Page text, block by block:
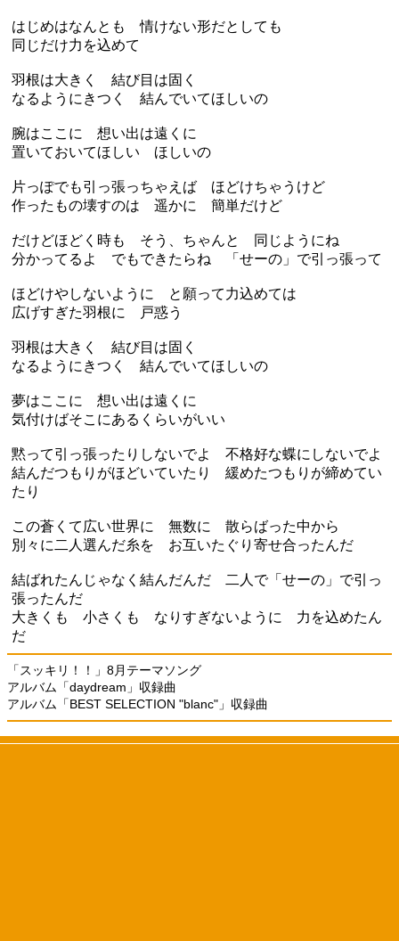
はじめはなんとも 情けない形だとしても
同じだけ力を込めて
羽根は大きく 結び目は固く
なるようにきつく 結んでいてほしいの
腕はここに 想い出は遠くに
置いておいてほしい ほしいの
片っぽでも引っ張っちゃえば ほどけちゃうけど
作ったもの壊すのは 遥かに 簡単だけど
だけどほどく時も そう、ちゃんと 同じようにね
分かってるよ でもできたらね 「せーの」で引っ張って
ほどけやしないように と願って力込めては
広げすぎた羽根に 戸惑う
羽根は大きく 結び目は固く
なるようにきつく 結んでいてほしいの
夢はここに 想い出は遠くに
気付けばそこにあるくらいがいい
黙って引っ張ったりしないでよ 不格好な蝶にしないでよ
結んだつもりがほどいていたり 緩めたつもりが締めてい
たり
この蒼くて広い世界に 無数に 散らばった中から
別々に二人選んだ糸を お互いたぐり寄せ合ったんだ
結ばれたんじゃなく結んだんだ 二人で「せーの」で引っ
張ったんだ
大きくも 小さくも なりすぎないように 力を込めたん
だ
「スッキリ！！」8月テーマソング
アルバム「daydream」収録曲
アルバム「BEST SELECTION "blanc"」収録曲